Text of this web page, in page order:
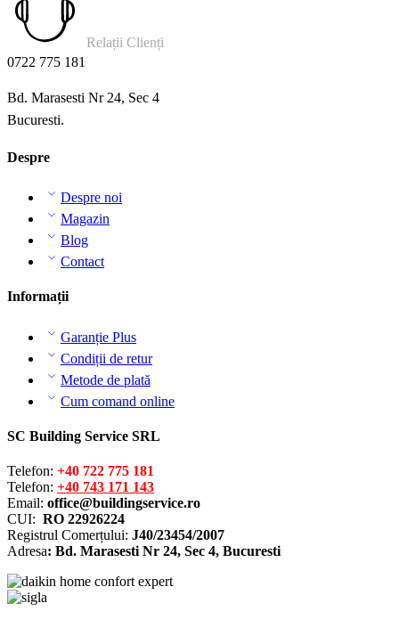
Relații Clienți
0722 775 181
Bd. Marasesti Nr 24, Sec 4
Bucuresti.
Despre
Despre noi
Magazin
Blog
Contact
Informații
Garanție Plus
Condiții de retur
Metode de plată
Cum comand online
SC Building Service SRL
Telefon: +40 722 775 181
Telefon: +40 743 171 143
Email: office@buildingservice.ro
CUI: RO 22926224
Registrul Comerțului: J40/23454/2007
Adresa: Bd. Marasesti Nr 24, Sec 4, Bucuresti